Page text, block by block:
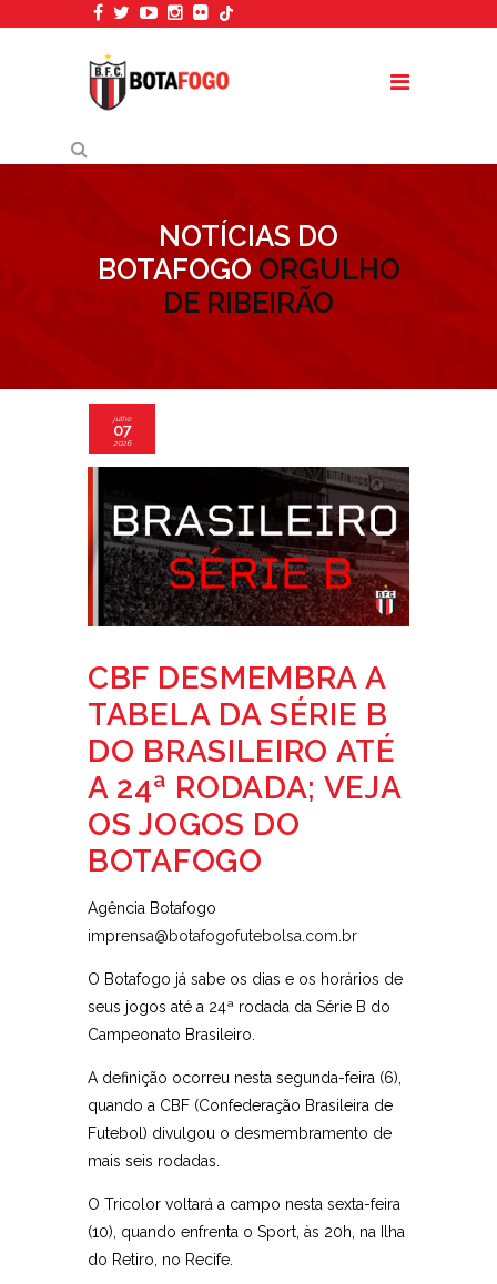
NOTÍCIAS DO
BOTAFOGO ORGULHO
DE RIBEIRÃO
julho
07
2026
CBF DESMEMBRA A
TABELA DA SÉRIE B
DO BRASILEIRO ATÉ
A 24ª RODADA; VEJA
OS JOGOS DO
BOTAFOGO
Agência Botafogo
imprensa@botafogofutebolsa.com.br
O Botafogo já sabe os dias e os horários de
seus jogos até a 24ª rodada da Série B do
Campeonato Brasileiro.
A definição ocorreu nesta segunda-feira (6),
quando a CBF (Confederação Brasileira de
Futebol) divulgou o desmembramento de
mais seis rodadas.
O Tricolor voltará a campo nesta sexta-feira
(10), quando enfrenta o Sport, às 20h, na Ilha
do Retiro, no Recife.